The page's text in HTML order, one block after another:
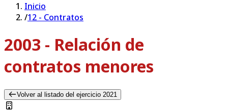
Inicio
/12 - Contratos
2003 - Relación de
contratos menores
Volver al listado del ejercicio 2021